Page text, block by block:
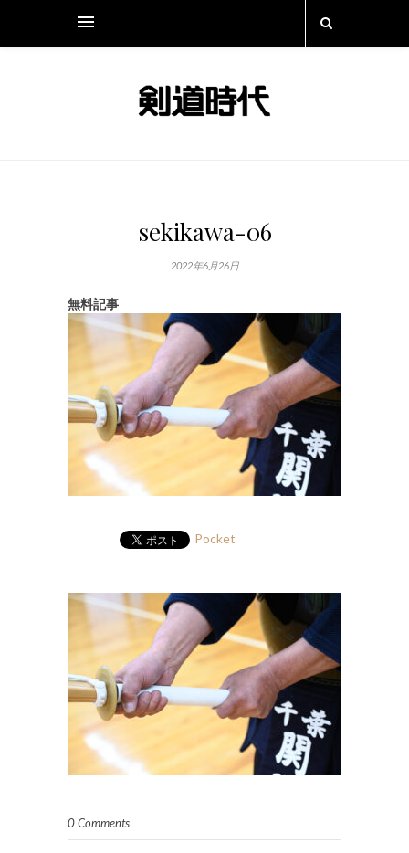
sekikawa-06
2022年6月26日
無料記事
Pocket
0 Comments